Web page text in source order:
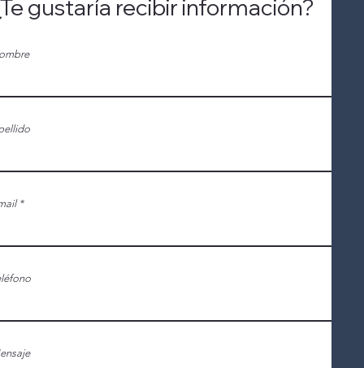
gustaría recibir información?